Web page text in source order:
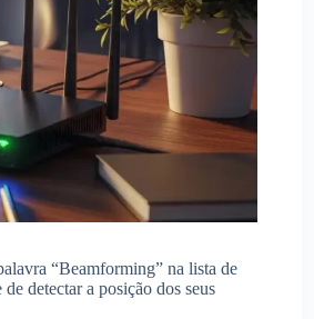
“Beamforming” na lista de
detectar a posição dos seus